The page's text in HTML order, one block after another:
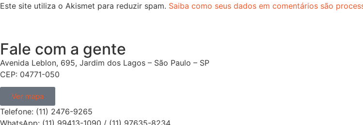
Este site utiliza o Akismet para reduzir spam. Saiba como seus dados em comentários são
Fale com a gente
Avenida Leblon, 695, Jardim dos Lagos – São Paulo – SP
CEP: 04771-050
Ver mapa
Telefone: (11) 2476-9265